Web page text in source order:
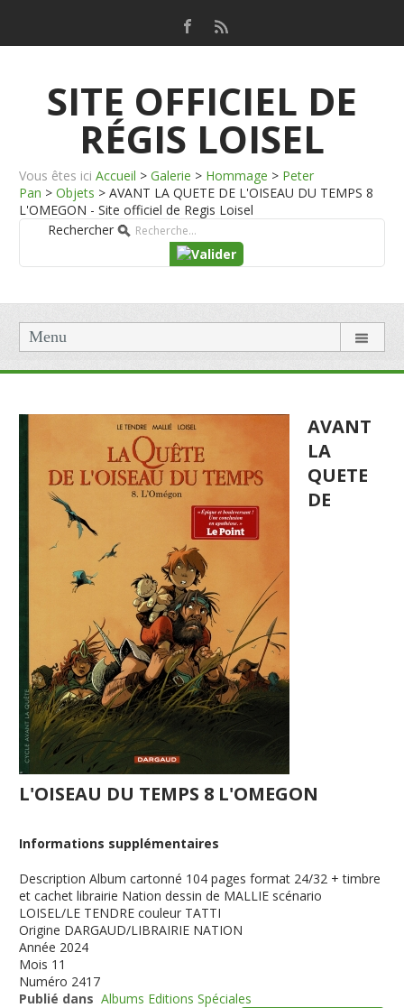
SITE OFFICIEL DE
RÉGIS LOISEL
Vous êtes ici Accueil > Galerie > Hommage > Peter
Pan > Objets > AVANT LA QUETE DE L'OISEAU DU TEMPS 8
L'OMEGON - Site officiel de Regis Loisel
Rechercher
Menu
AVANT
LA
QUETE
DE
L'OISEAU DU TEMPS 8 L'OMEGON
Informations supplémentaires
Description Album cartonné 104 pages format 24/32 + timbre
et cachet librairie Nation dessin de MALLIE scénario
LOISEL/LE TENDRE couleur TATTI
Origine DARGAUD/LIBRAIRIE NATION
Année 2024
Mois 11
Numéro 2417
Publié dans Albums Editions Spéciales